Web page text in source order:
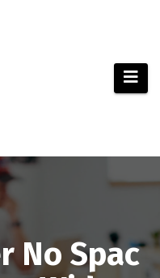
No Spac